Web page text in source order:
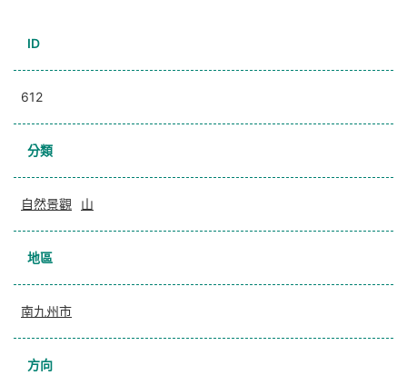
ID
612
分類
自然景觀 山
地區
南九州市
方向